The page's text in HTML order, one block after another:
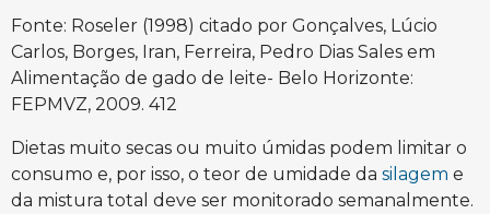
Fonte: Roseler (1998) citado por Gonçalves, Lúcio
Carlos, Borges, Iran, Ferreira, Pedro Dias Sales em
Alimentação de gado de leite- Belo Horizonte:
FEPMVZ, 2009. 412
Dietas muito secas ou muito úmidas podem limitar o
consumo e, por isso, o teor de umidade da silagem e
da mistura total deve ser monitorado semanalmente.